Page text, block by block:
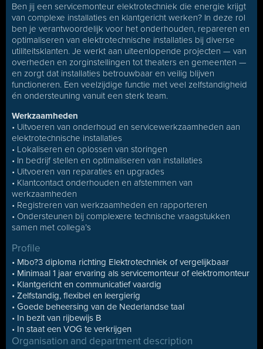
Ben jij een servicemonteur elektrotechniek die energie krijgt
van complexe installaties en klantgericht werken? In deze rol
ben je verantwoordelijk voor het onderhouden, repareren en
optimaliseren van elektrotechnische installaties bij diverse
utiliteitsklanten. Je werkt aan uiteenlopende projecten — van
overheden en zorginstellingen tot theaters en gemeenten —
en zorgt dat installaties betrouwbaar en veilig blijven
functioneren. Een veelzijdige functie met veel zelfstandigheid
én ondersteuning vanuit een sterk team.
Werkzaamheden
• Uitvoeren van onderhoud en servicewerkzaamheden aan
elektrotechnische installaties
• Lokaliseren en oplossen van storingen
• In bedrijf stellen en optimaliseren van installaties
• Uitvoeren van reparaties en upgrades
• Klantcontact onderhouden en afstemmen van
werkzaamheden
• Registreren van werkzaamheden en rapporteren
• Ondersteunen bij complexere technische vraagstukken
samen met collega’s
Profile
• Mbo?3 diploma richting Elektrotechniek of vergelijkbaar
• Minimaal 1 jaar ervaring als servicemonteur of elektromonteur
• Klantgericht en communicatief vaardig
• Zelfstandig, flexibel en leergierig
• Goede beheersing van de Nederlandse taal
• In bezit van rijbewijs B
• In staat een VOG te verkrijgen
Organisation and department description